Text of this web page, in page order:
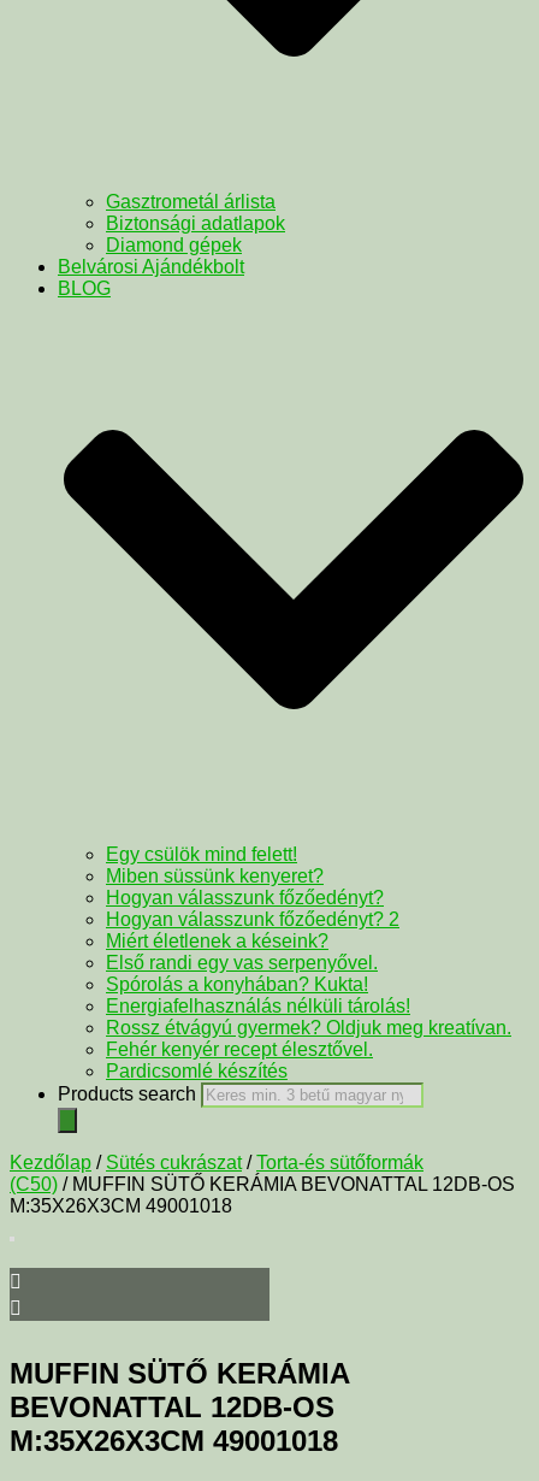
Gasztrometál árlista
Biztonsági adatlapok
Diamond gépek
Belvárosi Ajándékbolt
BLOG
Egy csülök mind felett!
Miben süssünk kenyeret?
Hogyan válasszunk főzőedényt?
Hogyan válasszunk főzőedényt? 2
Miért életlenek a késeink?
Első randi egy vas serpenyővel.
Spórolás a konyhában? Kukta!
Energiafelhasználás nélküli tárolás!
Rossz étvágyú gyermek? Oldjuk meg kreatívan.
Fehér kenyér recept élesztővel.
Pardicsomlé készítés
Products search
Kezdőlap / Sütés cukrászat/Torta-és sütőformák
(C50) / MUFFIN SÜTŐ KERÁMIA BEVONATTAL 12DB-OS
M:35X26X3CM 49001018
MUFFIN SÜTŐ KERÁMIA
BEVONATTAL 12DB-OS
M:35X26X3CM 49001018